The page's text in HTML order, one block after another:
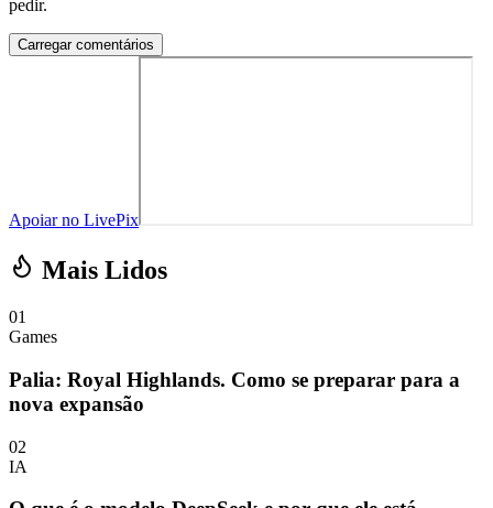
pedir.
Carregar comentários
Apoiar no LivePix
Mais Lidos
01
Games
Palia: Royal Highlands. Como se preparar para a
nova expansão
02
IA